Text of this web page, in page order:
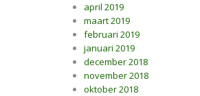
april 2019
maart 2019
februari 2019
januari 2019
december 2018
november 2018
oktober 2018